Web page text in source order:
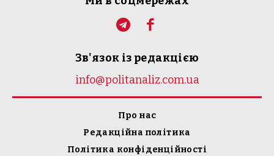
Зв'язок із редакцією
info@politanaliz.com.ua
Про нас
Редакційна політика
Політика конфіденційності